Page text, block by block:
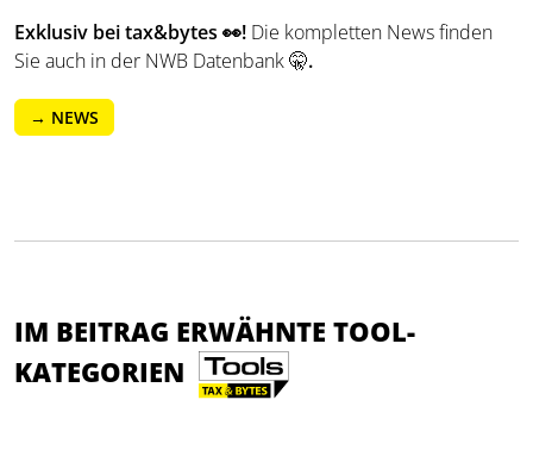
Exklusiv bei tax&bytes 👀! Die kompletten News finden
Sie auch in der NWB Datenbank 🤫.
→ NEWS
IM BEITRAG ERWÄHNTE TOOL-
KATEGORIEN